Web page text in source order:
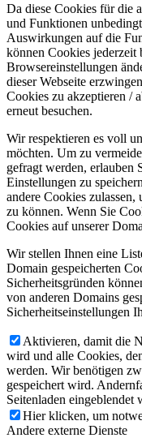
Da diese Cookies für die
und Funktionen
Auswirkungen auf die
können Cookies jederzeit
Browsereinstellungen
dieser Webseite
Cookies zu akzeptieren /
erneut besuchen.
Wir respektieren es voll
möchten. Um zu
gefragt werden, erlauben
Einstellungen zu
andere Cookies
zu können. Wenn Sie
Cookies auf unserer
Wir stellen Ihnen eine
Domain gespeicherten
Sicherheitsgründen
von anderen Domains
Sicherheitseinstellungen
Aktivieren, damit die
wird und alle Cookies,
werden. Wir benötigen
gespeichert wird.
Seitenladen eingeblendet
Hier klicken, um
Andere externe Dienste